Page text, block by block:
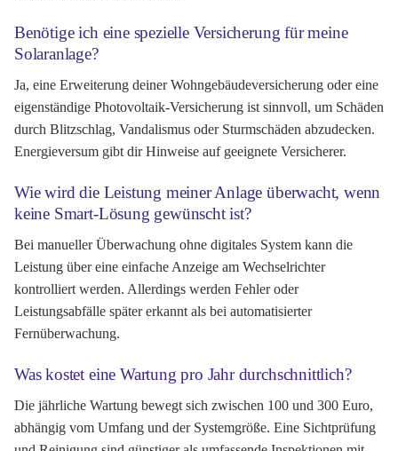
Benötige ich eine spezielle Versicherung für meine
Solaranlage?
Ja, eine Erweiterung deiner Wohngebäudeversicherung oder eine
eigenständige Photovoltaik-Versicherung ist sinnvoll, um Schäden
durch Blitzschlag, Vandalismus oder Sturmschäden abzudecken.
Energieversum gibt dir Hinweise auf geeignete Versicherer.
Wie wird die Leistung meiner Anlage überwacht, wenn
keine Smart-Lösung gewünscht ist?
Bei manueller Überwachung ohne digitales System kann die
Leistung über eine einfache Anzeige am Wechselrichter
kontrolliert werden. Allerdings werden Fehler oder
Leistungsabfälle später erkannt als bei automatisierter
Fernüberwachung.
Was kostet eine Wartung pro Jahr durchschnittlich?
Die jährliche Wartung bewegt sich zwischen 100 und 300 Euro,
abhängig vom Umfang und der Systemgröße. Eine Sichtprüfung